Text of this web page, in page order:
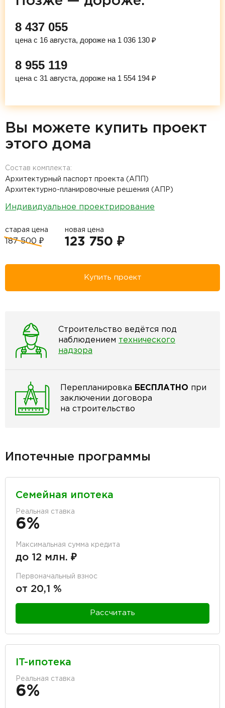
8 437 055
цена с 16 августа, дороже на 1 036 130 ₽
8 955 119
цена с 31 августа, дороже на 1 554 194 ₽
Вы можете купить проект
этого дома
Состав комплекта:
Архитектурный паспорт проекта (АПП)
Архитектурно-планировочные решения (АПР)
Индивидуальное проектрирование
старая цена
187 500 ₽
новая цена
123 750 ₽
Купить проект
Строительство ведётся под
наблюдением технического
надзора
Перепланировка БЕСПЛАТНО при
заключении договора
на строительство
Ипотечные программы
Семейная ипотека
Реальная ставка
6%
Максимальная сумма кредита
до 12 млн. ₽
Первоначальный взнос
от 20,1 %
Рассчитать
IT-ипотека
Реальная ставка
6%